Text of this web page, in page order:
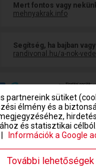
Mert fontos vagy
mehnyakrak.info
Segítség, ha bajban vagy
randivonal.hu/a-nok-
© Copyright 1999-2026
partnereink sütiket
élmény és a
és statisztikai célból.
Információk a Google
További lehetőségek